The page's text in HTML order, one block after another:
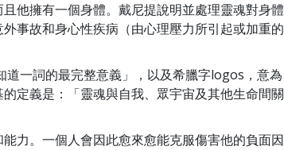
他擁有一個身體。戴尼提說明並處理靈魂對身體
外事故和身心性疾病（由心理壓力所引起或加重的
一詞的最完整意義」，以及希臘字logos，意為
定義是：「靈魂與自我、眾宇宙及其他生命間關
力。一個人會因此愈來愈能克服傷害他的負面因